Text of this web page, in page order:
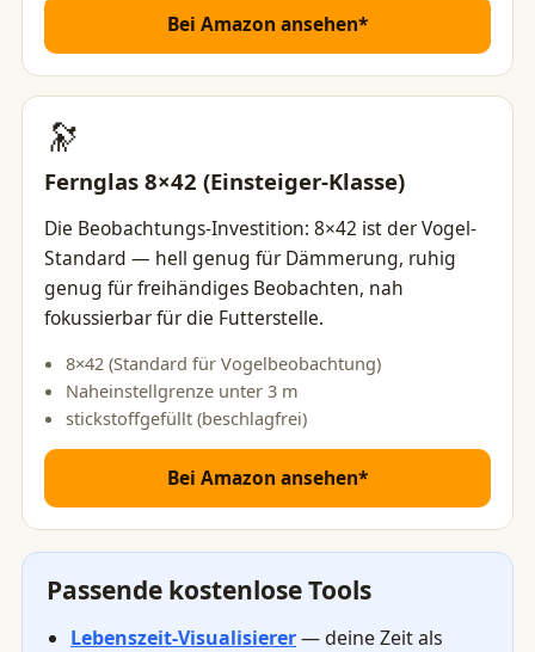
Bei Amazon ansehen*
🔭
Fernglas 8×42 (Einsteiger-Klasse)
Die Beobachtungs-Investition: 8×42 ist der Vogel-
Standard — hell genug für Dämmerung, ruhig
genug für freihändiges Beobachten, nah
fokussierbar für die Futterstelle.
8×42 (Standard für Vogelbeobachtung)
Naheinstellgrenze unter 3 m
stickstoffgefüllt (beschlagfrei)
Bei Amazon ansehen*
Passende kostenlose Tools
Lebenszeit-Visualisierer— deine Zeit als